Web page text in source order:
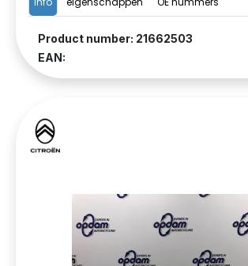
Product number: 21662503
EAN: